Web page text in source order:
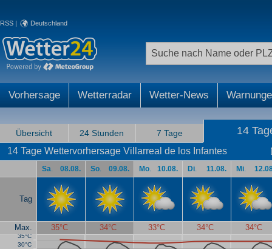
RSS | Deutschland
Vorhersage Wetterradar Wetter-News
Übersicht 24 Stunden 7 Tage 14
14 Tage Wettervorhersage Villarreal de los Infantes
Sa. 08.08. So. 09.08. Mo. 10.08. Di. 11.08. Mi.
Tag
Max. 35°C 34°C 33°C 34°C 34°C
30°C
35°C